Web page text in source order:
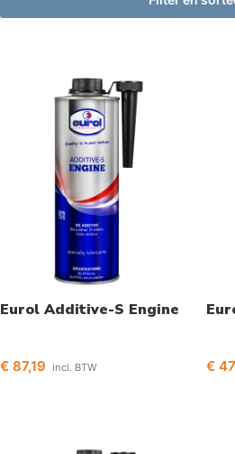
Eurol Additive-S Engine
€ 87,19 incl. BTW €